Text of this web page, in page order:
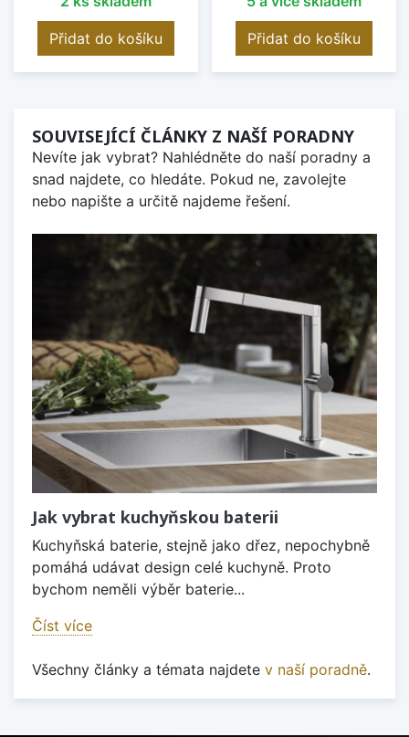
Přidat do košíku Přidat do košíku
SOUVISEJÍCÍ ČLÁNKY Z NAŠÍ PORADNY
Nevíte jak vybrat? Nahlédněte do naší poradny a
snad najdete, co hledáte. Pokud ne, zavolejte
nebo napište a určitě najdeme řešení.
Jak vybrat kuchyňskou baterii
Kuchyňská baterie, stejně jako dřez, nepochybně
pomáhá udávat design celé kuchyně. Proto
bychom neměli výběr baterie...
Číst více
Všechny články a témata najdete v naší poradně.